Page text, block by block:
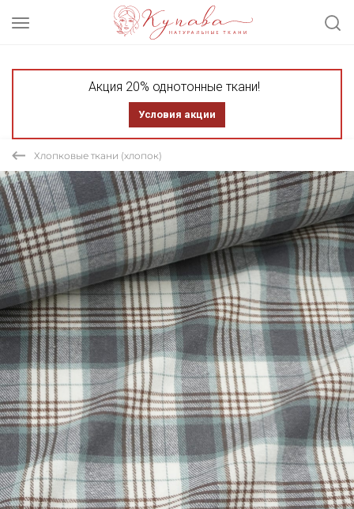
Акция 20% однотонные ткани!
Условия акции
Хлопковые ткани (хлопок)